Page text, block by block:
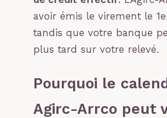
avoir émis le virement le
tandis que votre banque
plus tard sur votre relevé.
Pourquoi le
Agirc-Arrco peut